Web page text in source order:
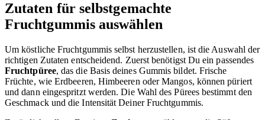
Zutaten für selbstgemachte
Fruchtgummis auswählen
Um köstliche Fruchtgummis selbst herzustellen, ist die Auswahl der
richtigen Zutaten entscheidend. Zuerst benötigst Du ein passendes
Fruchtpüree, das die Basis deines Gummis bildet. Frische
Früchte, wie Erdbeeren, Himbeeren oder Mangos, können püriert
und dann eingespritzt werden. Die Wahl des Pürees bestimmt den
Geschmack und die Intensität Deiner Fruchtgummis.